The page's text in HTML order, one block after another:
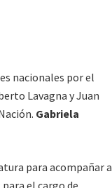
nacionales por el
Lavagna y Juan
Gabriela
para acompañar a